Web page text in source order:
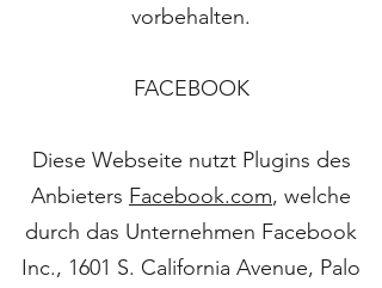
vorbehalten.
FACEBOOK
Diese Webseite nutzt Plugins des
Anbieters Facebook.com, welche
durch das Unternehmen Facebook
Inc., 1601 S. California Avenue, Palo